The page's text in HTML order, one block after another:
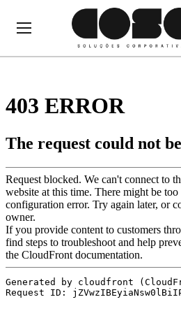
Alternar